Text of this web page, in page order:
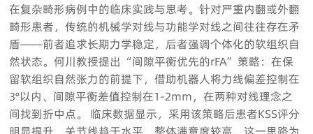
在复杂畸形病例中的临床实践与思考。针对严重内翻或外翻
畸形患者，传统的机械学对线与功能学对线之间往往存在矛
盾——前者追求长期力学稳定，后者强调个体化的软组织自
然状态。何川教授提出“间隙平衡优先的rFA”策略：在保
留软组织自然张力的前提下，借助机器人将力线偏差控制在
3°以内、间隙平衡差值控制在1-2mm，在两种对线理念之
间找到折中点。 临床数据显示，采用该策略后患者KSS评分